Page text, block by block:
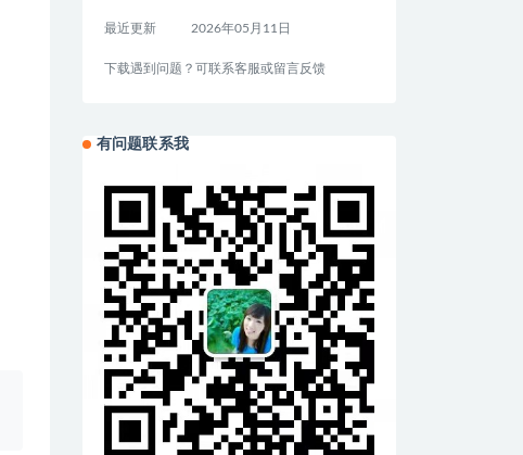
最近更新 2026年05月11日
下载遇到问题？可联系客服或留言反馈
有问题联系我